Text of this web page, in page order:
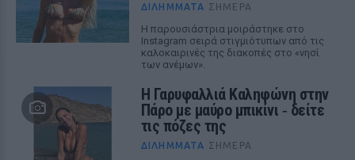
ΔΙΛΉΜΜΑΤΑ ΣΉΜΕΡΑ
Η παρουσιάστρια μοιράστηκε στο
Instagram σειρά στιγμιότυπων από τις
καλοκαιρινές της διακοπές στο «νησί
των ανέμων».
Η Γαρυφαλλιά Καληφώνη στην
Πάρο με μαύρο μπικίνι ‑ δείτε
τις πόζες της
ΔΙΛΉΜΜΑΤΑ ΣΉΜΕΡΑ